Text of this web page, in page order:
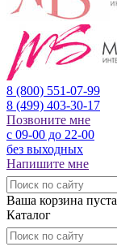
8 (800) 551-07-99
8 (499) 403-30-17
Позвоните мне
с 09-00 до 22-00
без выходных
Напишите мне
Ваша корзина пуста
Каталог